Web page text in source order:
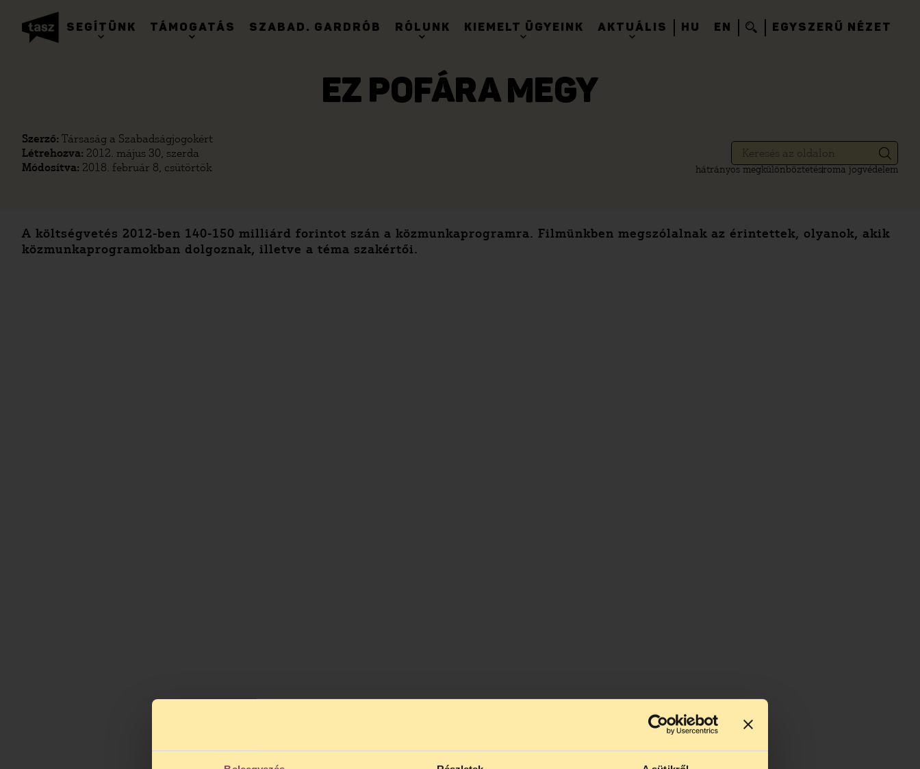
SEGÍTÜNK TÁMOGATÁS SZABAD. GARDRÓB RÓLUNK KIEMELT ÜGYEINK AKTUÁLIS HU EN EGYSZERŰ NÉZET
EZ POFÁRA MEGY
Szerző: Társaság a Szabadságjogokért
Létrehozva: 2012. május 30, szerda
Módosítva: 2018. február 8, csütörtök hátrányos megkülönböztetésroma jogvédelem
A költségvetés 2012-ben 140-150 milliárd forintot szán a közmunkaprogramra. Filmünkben megszólalnak az érintettek, olyanok, akik
közmunkaprogramokban dolgoznak, illetve a téma szakértői.